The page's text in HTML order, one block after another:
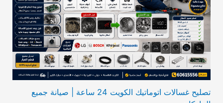
تصليح غسالات اتوماتيك الكويت 24 ساعة | صيانة جميع